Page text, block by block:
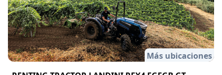
Más ubicaciones